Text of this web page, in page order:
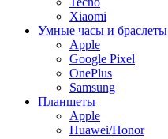
Xiaomi
Умные часы и браслеты
Apple
Google Pixel
OnePlus
Samsung
Планшеты
Apple
Huawei/Honor